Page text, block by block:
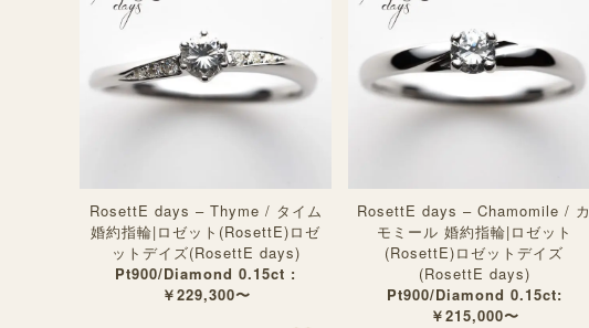
RosettE days – Thyme / タイム
婚約指輪|ロゼット(RosettE)ロゼ
ットデイズ(RosettE days)
Pt900/Diamond 0.15ct :
￥229,300〜
RosettE days – Chamomile / カ
モミール 婚約指輪|ロゼット
(RosettE)ロゼットデイズ
(RosettE days)
Pt900/Diamond 0.15ct:
￥215,000〜